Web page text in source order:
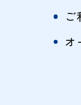
ご
オ